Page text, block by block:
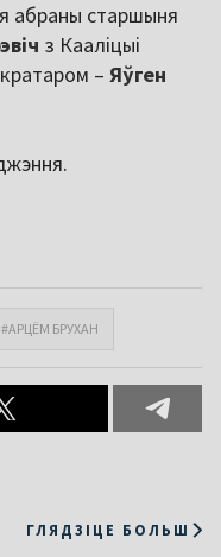
абраны старшыня
з Кааліцыі
– Яўген
#АРЦЁМ БРУХАН
ГЛЯДЗІЦЕ БОЛЬШ